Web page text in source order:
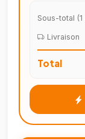
Sous-total (1
Livraison
Total